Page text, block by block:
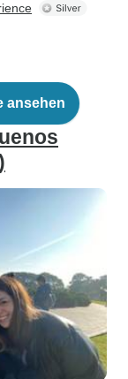
ansehen